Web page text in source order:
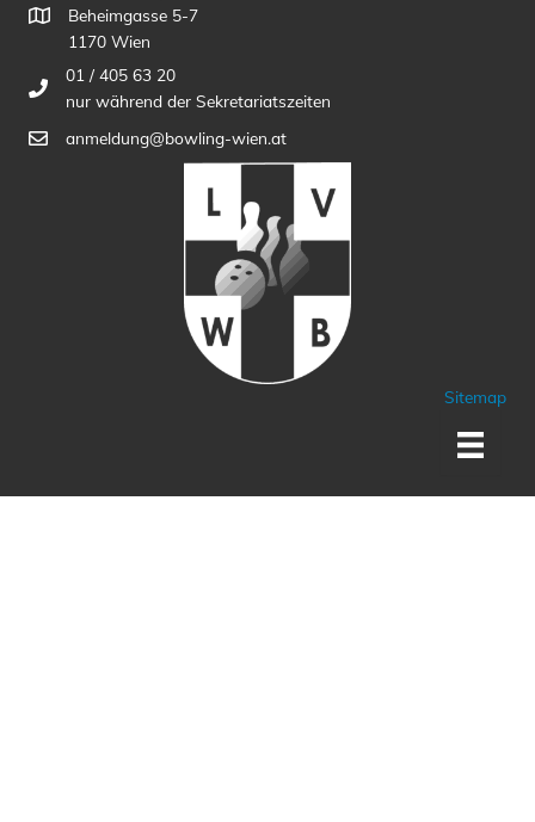
Beheimgasse 5-7
1170 Wien
01 / 405 63 20
nur während der Sekretariatszeiten
anmeldung@bowling-wien.at
Sitemap